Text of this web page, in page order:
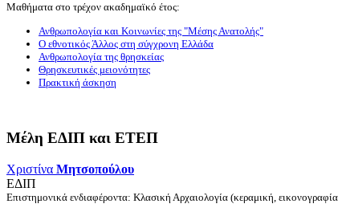
Μαθήματα στο τρέχον ακαδημαϊκό έτος:
Ανθρωπολογία και Κοινωνίες της "Μέσης Ανατολής"
Ο εθνοτικός Άλλος στη σύγχρονη Ελλάδα
Ανθρωπολογία της θρησκείας
Θρησκευτικές μειονότητες
Πρακτική άσκηση
Μέλη ΕΔΙΠ και ΕΤΕΠ
Χριστίνα Μητσοπούλου
ΕΔΙΠ
Επιστημονικά ενδιαφέροντα: Κλασική Αρχαιολογία (κεραμική,